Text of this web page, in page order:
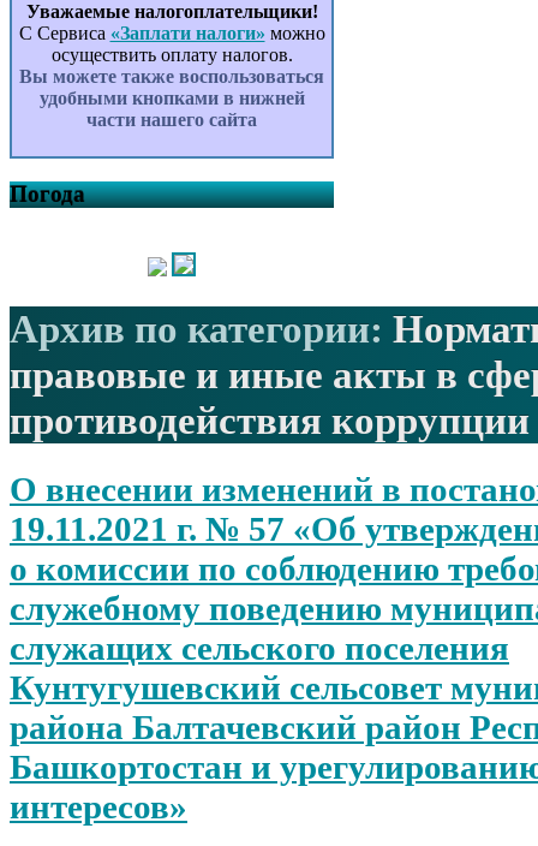
Уважаемые налогоплательщики!
С Сервиса «Заплати налоги» можно
осуществить оплату налогов.
Вы можете также воспользоваться
удобными кнопками в нижней
части нашего сайта
Погода
Архив по категории:
правовые и иные акты в
противодействия коррупции
О внесении изменений в
19.11.2021 г. № 57 «Об
о комиссии по соблюдению
служебному поведению
служащих сельского поселения
Кунтугушевский сельсовет
района Балтачевский район
Башкортостан и
интересов»